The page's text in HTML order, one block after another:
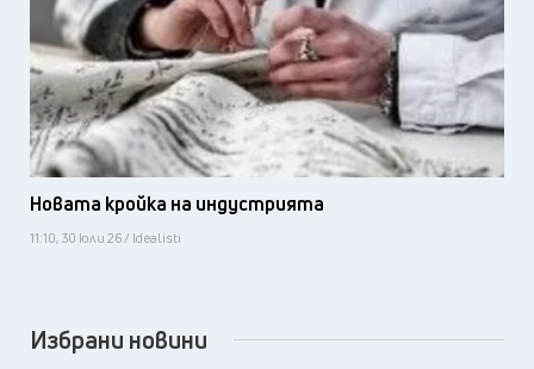
Новата кройка на индустрията
11:10, 30 юли 26 / Idealisti
Избрани новини